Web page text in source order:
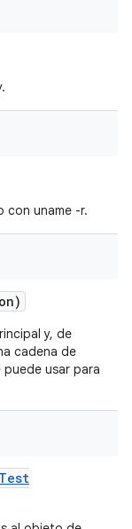
con uname -r.
y, de
cadena de
usar para